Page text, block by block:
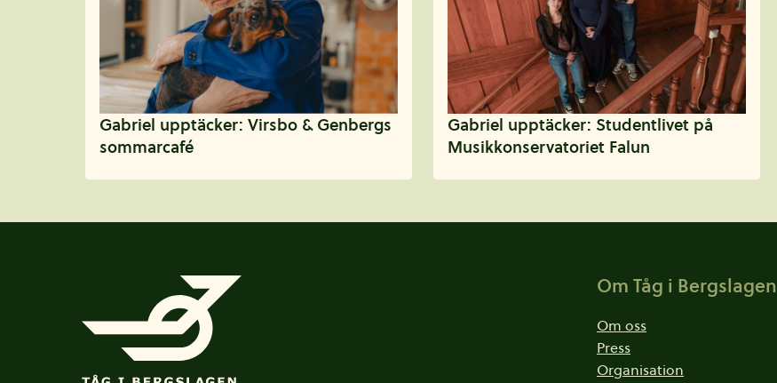
Gabriel upptäcker: Virsbo & Genbergs
sommarcafé
Gabriel upptäcker: Studentlivet på
Musikkonservatoriet Falun
Om Tåg i Bergslagen
Om oss
Press
Organisation